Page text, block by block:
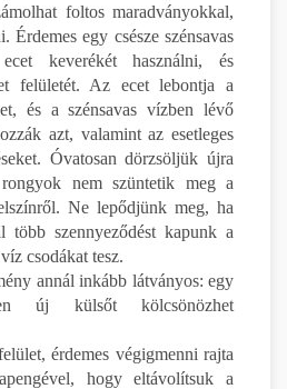
foltos maradványokkal,
Érdemes egy csésze szénsavas
keverékét használni, és
felületét. Az ecet lebontja a
és a szénsavas vízben lévő
azt, valamint az esetleges
Óvatosan dörzsöljük újra
nem szüntetik meg a
Ne lepődjünk meg, ha
több szennyeződést kapunk a
csodákat tesz.
annál inkább látványos: egy
új külsőt kölcsönözhet
érdemes végigmenni rajta
hogy eltávolítsuk a